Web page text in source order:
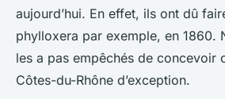
aujourd’hui. En effet, ils ont dû
phylloxera par exemple, en 1860.
les a pas empêchés de concevoir
Côtes-du-Rhône d’exception.